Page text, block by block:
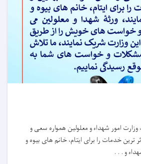
امور شهداء و معلولین همواره سعی و
ترین خدمات را برای ایتام، خانم های بیوه و
و . . .